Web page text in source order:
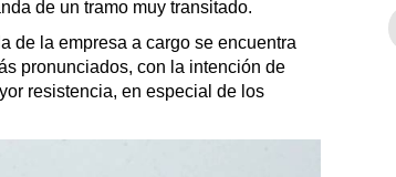
de un tramo muy transitado.
de la empresa a cargo se encuentra
pronunciados, con la intención de
resistencia, en especial de los